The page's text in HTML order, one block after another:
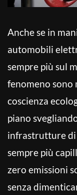
Anche se in
automobili
sempre più sul
fenomeno
coscienza
piano
infrastrutture di
sempre più
zero emissioni
senza